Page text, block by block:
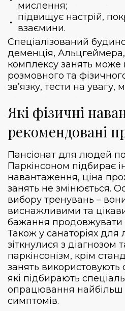
мислення;
підвищує настрій,
взаємини.
Спеціалізований
деменція,
комплексу занять може
розмовного та
зв’язку, тести на увагу,
Які фізичні
рекомендовані
Пансіонат для людей
Паркінсоном підбирає
навантаження, ціна
занять не змінюється.
вибору тренувань –
виснажливими та
бажання продовжувати
Також у санаторіях для
зіткнулися з діагнозом
паркінсонізм, крім
занять використовують
які підбирають
опрацювання
симптомів.